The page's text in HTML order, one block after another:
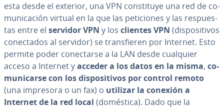
esta desde el exterior, una VPN co­n­s­ti­tu­ye una red de co­
mu­ni­ca­ción virtual en la que las pe­ti­cio­nes y las re­s­pue­s­
tas entre el servidor VPN y los clientes VPN (di­s­po­si­ti­vos
co­ne­c­ta­dos al servidor) se tra­n­s­fie­ren por Internet. Esto
permite poder co­ne­c­tar­se a la LAN desde cualquier
acceso a Internet yacceder a los datos en la misma, co­
mu­ni­car­se con los di­s­po­si­ti­vos por control remoto
(una impresora o un fax) o utilizar la conexión a
Internet de la red local (doméstica). Dado que la